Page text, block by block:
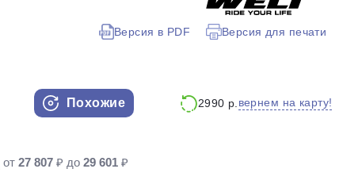
Версия в PDF Версия для печати
Похожие 2990 р. вернем на карту!
от27 807 ₽ до29 601 ₽